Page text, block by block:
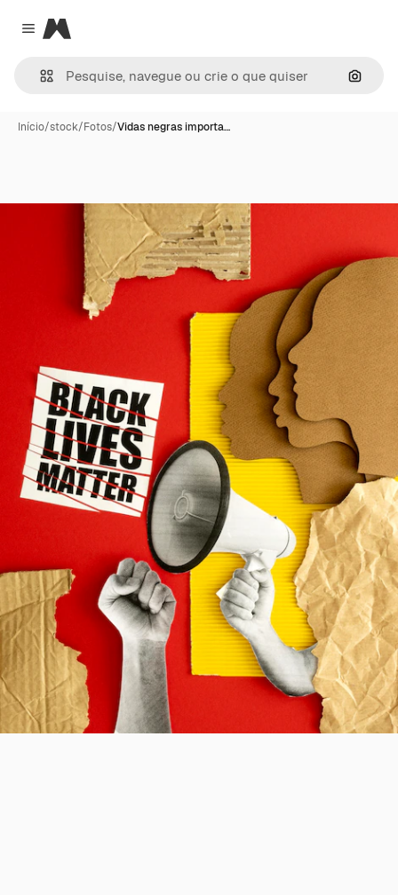
Close menu
Magnific
Início/stock/Fotos/Vidas negras importa…